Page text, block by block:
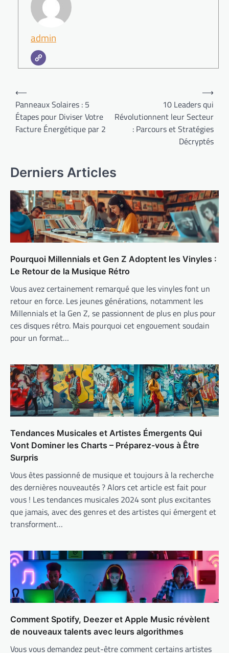
admin
Navigation
de
l’article
⟵
Panneaux Solaires : 5
Étapes pour Diviser Votre
Facture Énergétique par 2
10 Leaders qui
Révolutionnent leur Secteur
: Parcours et Stratégies
Décryptés
⟶
Derniers Articles
Pourquoi Millennials et Gen Z Adoptent les Vinyles :
Le Retour de la Musique Rétro
Vous avez certainement remarqué que les vinyles font un
retour en force. Les jeunes générations, notamment les
Millennials et la Gen Z, se passionnent de plus en plus pour
ces disques rétro. Mais pourquoi cet engouement soudain
pour un format…
Tendances Musicales et Artistes Émergents Qui
Vont Dominer les Charts – Préparez-vous à Être
Surpris
Vous êtes passionné de musique et toujours à la recherche
des dernières nouveautés ? Alors cet article est fait pour
vous ! Les tendances musicales 2024 sont plus excitantes
que jamais, avec des genres et des artistes qui émergent et
transforment…
Comment Spotify, Deezer et Apple Music révèlent
de nouveaux talents avec leurs algorithmes
Vous vous demandez peut-être comment certains artistes